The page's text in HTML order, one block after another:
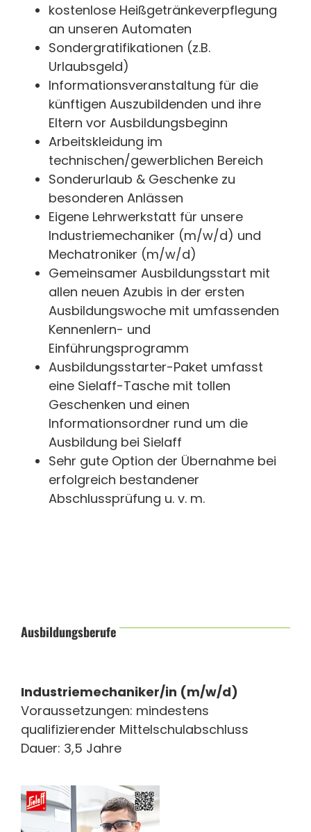
kostenlose Heißgetränkeverpflegung
an unseren Automaten
Sondergratifikationen (z.B.
Urlaubsgeld)
Informationsveranstaltung für die
künftigen Auszubildenden und ihre
Eltern vor Ausbildungsbeginn
Arbeitskleidung im
technischen/gewerblichen Bereich
Sonderurlaub & Geschenke zu
besonderen Anlässen
Eigene Lehrwerkstatt für unsere
Industriemechaniker (m/w/d) und
Mechatroniker (m/w/d)
Gemeinsamer Ausbildungsstart mit
allen neuen Azubis in der ersten
Ausbildungswoche mit umfassenden
Kennenlern- und
Einführungsprogramm
Ausbildungsstarter-Paket umfasst
eine Sielaff-Tasche mit tollen
Geschenken und einen
Informationsordner rund um die
Ausbildung bei Sielaff
Sehr gute Option der Übernahme bei
erfolgreich bestandener
Abschlussprüfung u. v. m.
Ausbildungsberufe
Industriemechaniker/in (m/w/d)
Voraussetzungen: mindestens
qualifizierender Mittelschulabschluss
Dauer: 3,5 Jahre